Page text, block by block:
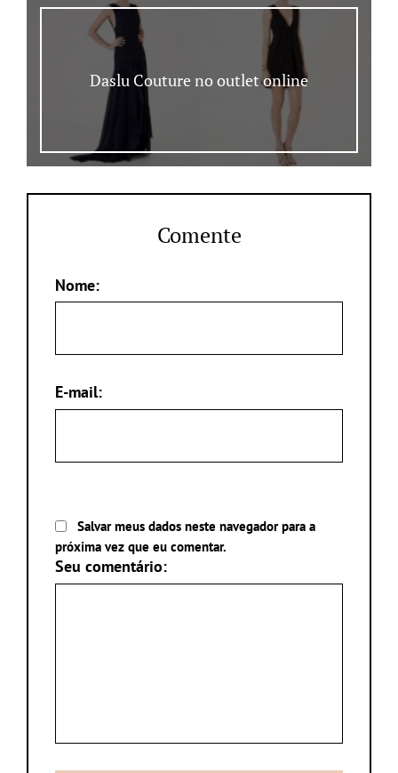
Daslu Couture no outlet online
Comente
Nome:
E-mail:
Salvar meus dados neste navegador para a
próxima vez que eu comentar.
Seu comentário: